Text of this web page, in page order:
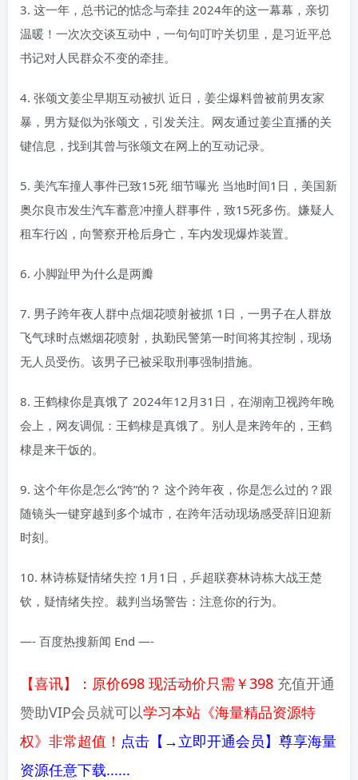
3. 这一年，总书记的惦念与牵挂 2024年的这一幕幕，亲切
温暖！一次次交谈互动中，一句句叮咛关切里，是习近平总
书记对人民群众不变的牵挂。
4. 张颂文姜尘早期互动被扒 近日，姜尘爆料曾被前男友家
暴，男方疑似为张颂文，引发关注。网友通过姜尘直播的关
键信息，找到其曾与张颂文在网上的互动记录。
5. 美汽车撞人事件已致15死 细节曝光 当地时间1日，美国新
奥尔良市发生汽车蓄意冲撞人群事件，致15死多伤。嫌疑人
租车行凶，向警察开枪后身亡，车内发现爆炸装置。
6. 小脚趾甲为什么是两瓣
7. 男子跨年夜人群中点烟花喷射被抓 1日，一男子在人群放
飞气球时点燃烟花喷射，执勤民警第一时间将其控制，现场
无人员受伤。该男子已被采取刑事强制措施。
8. 王鹤棣你是真饿了 2024年12月31日，在湖南卫视跨年晚
会上，网友调侃：王鹤棣是真饿了。别人是来跨年的，王鹤
棣是来干饭的。
9. 这个年你是怎么“跨”的？ 这个跨年夜，你是怎么过的？跟
随镜头一键穿越到多个城市，在跨年活动现场感受辞旧迎新
时刻。
10. 林诗栋疑情绪失控 1月1日，乒超联赛林诗栋大战王楚
钦，疑情绪失控。裁判当场警告：注意你的行为。
—- 百度热搜新闻 End —-
【喜讯】：原价698 现活动价只需￥398 充值开通
赞助VIP会员就可以学习本站《海量精品资源特
权》非常超值！ 点击【→立即开通会员】尊享海量
资源任意下载......